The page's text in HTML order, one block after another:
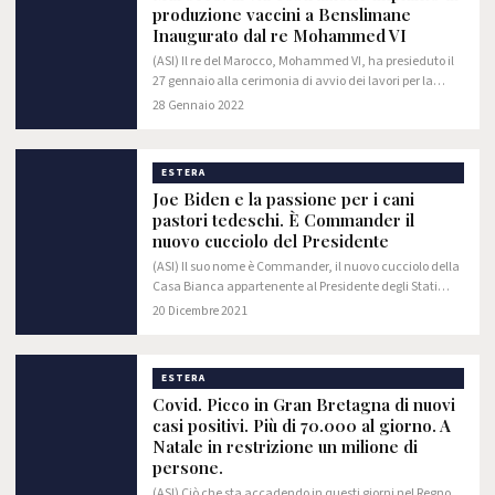
produzione vaccini a Benslimane
Inaugurato dal re Mohammed VI
(ASI) Il re del Marocco, Mohammed VI, ha presieduto il
27 gennaio alla cerimonia di avvio dei lavori per la
costruzione di un impianto per la produzione di vaccini
28 Gennaio 2022
ESTERA
Joe Biden e la passione per i cani
pastori tedeschi. È Commander il
nuovo cucciolo del Presidente
(ASI) Il suo nome è Commander, il nuovo cucciolo della
Casa Bianca appartenente al Presidente degli Stati
Uniti d’America Joe Biden. Si tratta di un pastore
20 Dicembre 2021
ESTERA
Covid. Picco in Gran Bretagna di nuovi
casi positivi. Più di 70.000 al giorno. A
Natale in restrizione un milione di
persone.